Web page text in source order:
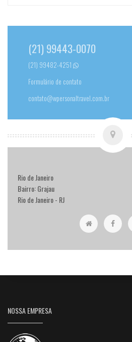
(21) 99443-0070
(21) 99482-4251
Formulário de contato
contato@wpersonaltravel.com.br
Rio de Janeiro
Bairro: Grajau
Rio de Janeiro - RJ
NOSSA EMPRESA